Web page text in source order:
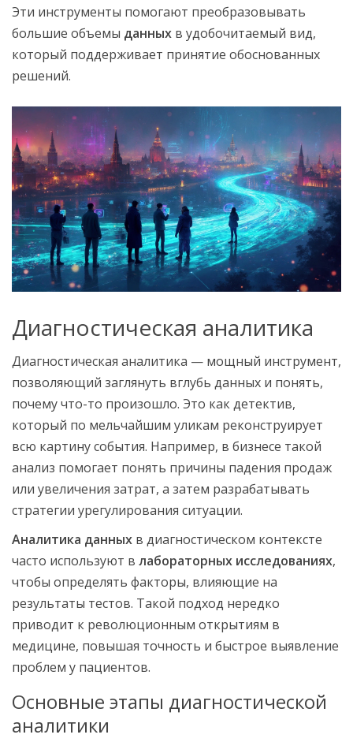
Эти инструменты помогают преобразовывать
большие объемы данных в удобочитаемый вид,
который поддерживает принятие обоснованных
решений.
Диагностическая аналитика
Диагностическая аналитика — мощный инструмент,
позволяющий заглянуть вглубь данных и понять,
почему что-то произошло. Это как детектив,
который по мельчайшим уликам реконструирует
всю картину события. Например, в бизнесе такой
анализ помогает понять причины падения продаж
или увеличения затрат, а затем разрабатывать
стратегии урегулирования ситуации.
Аналитика данных в диагностическом контексте
часто используют в лабораторных исследованиях,
чтобы определять факторы, влияющие на
результаты тестов. Такой подход нередко
приводит к революционным открытиям в
медицине, повышая точность и быстрое выявление
проблем у пациентов.
Основные этапы диагностической
аналитики